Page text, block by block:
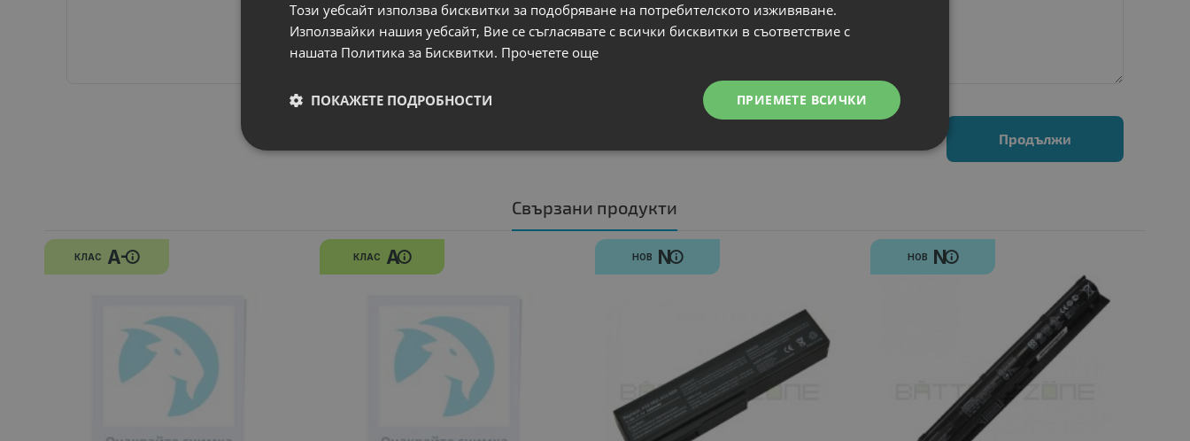
Продължи
Свързани продукти
КЛАС A- КЛАС A НОВ N НОВ N
Този уебсайт използва бисквитки за подобряване на потребителското изживяване.
Използвайки нашия уебсайт, Вие се съгласявате с всички бисквитки в съответствие с
нашата Политика за Бисквитки. Прочетете още
ПРИЕМЕТЕ ВСИЧКИ
ПОКАЖЕТЕ ПОДРОБНОСТИ